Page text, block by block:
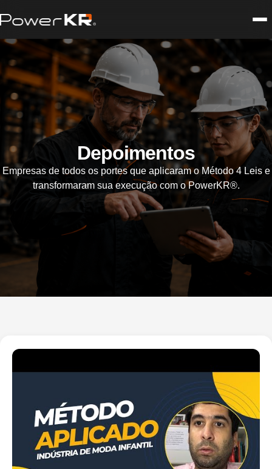
Depoimentos
Empresas de todos os portes que aplicaram o Método 4 Leis e
transformaram sua execução com o PowerKR®.